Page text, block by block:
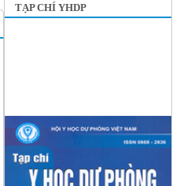
TẠP CHÍ YHDP